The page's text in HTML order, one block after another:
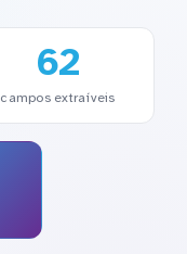
62
campos extraíveis